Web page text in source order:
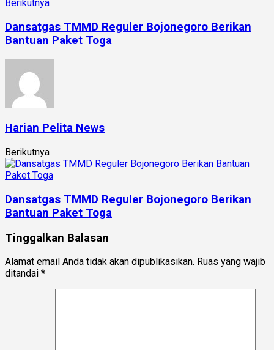
Berikutnya
Dansatgas TMMD Reguler Bojonegoro Berikan
Bantuan Paket Toga
Harian Pelita News
Berikutnya
Dansatgas TMMD Reguler Bojonegoro Berikan
Bantuan Paket Toga
Tinggalkan Balasan
Alamat email Anda tidak akan dipublikasikan. Ruas yang wajib
ditandai *